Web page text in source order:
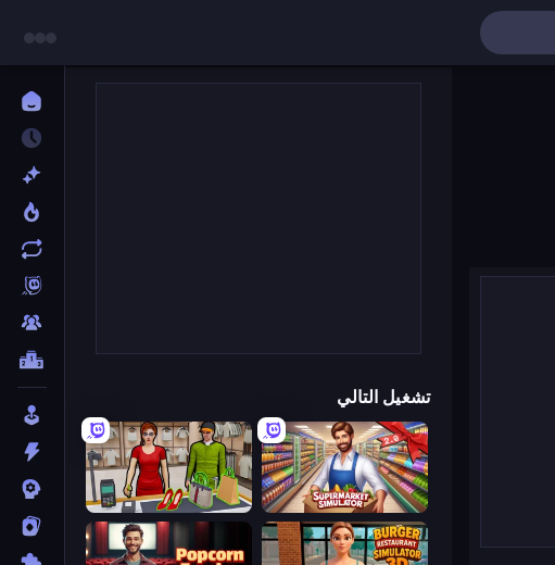
تشغيل التالي
Supermarket Simulator: Store Manager
Shop Master 3D